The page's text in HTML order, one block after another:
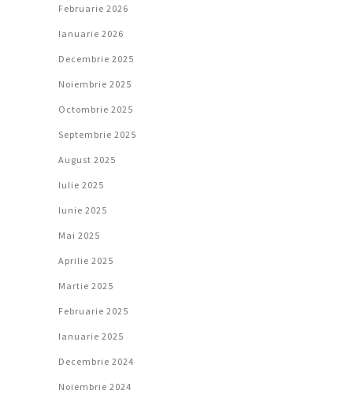
Februarie 2026
Ianuarie 2026
Decembrie 2025
Noiembrie 2025
Octombrie 2025
Septembrie 2025
August 2025
Iulie 2025
Iunie 2025
Mai 2025
Aprilie 2025
Martie 2025
Februarie 2025
Ianuarie 2025
Decembrie 2024
Noiembrie 2024